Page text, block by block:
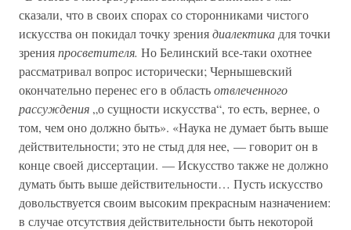
сказали, что в своих спорах со сторонниками чистого
искусства он покидал точку зрениядиалектика для точки
зренияпросветителя. Но Белинский все-таки охотнее
рассматривал вопрос исторически; Чернышевский
окончательно перенес его в областьотвлеченного
рассуждения „о сущности искусства“, то есть, вернее, о
том, чем оно должно быть». «Наука не думает быть выше
действительности; это не стыд для нее, — говорит он в
конце своей диссертации. — Искусство также не должно
думать быть выше действительности… Пусть искусство
довольствуется своим высоким прекрасным назначением:
в случае отсутствия действительности быть некоторой